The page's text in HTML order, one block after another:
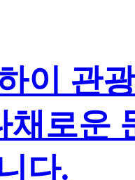
이 관
채로운
다.